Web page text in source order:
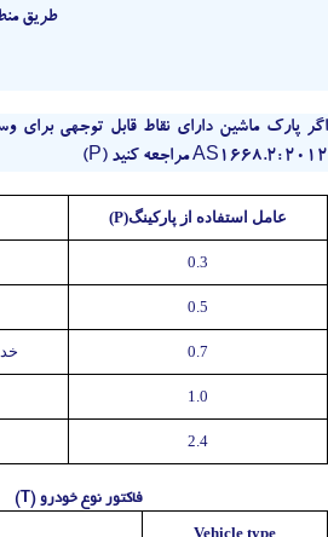
طریق
AS1668.2: 2012 مراجعه کنید (P)
عامل استفاده از پارکینگ(P)
0.3
0.5
0.7
1.0
2.4
فاکتور نوع خودرو (T)
Vehicle type